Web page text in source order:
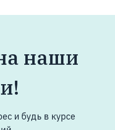
наши
и будь в курсе